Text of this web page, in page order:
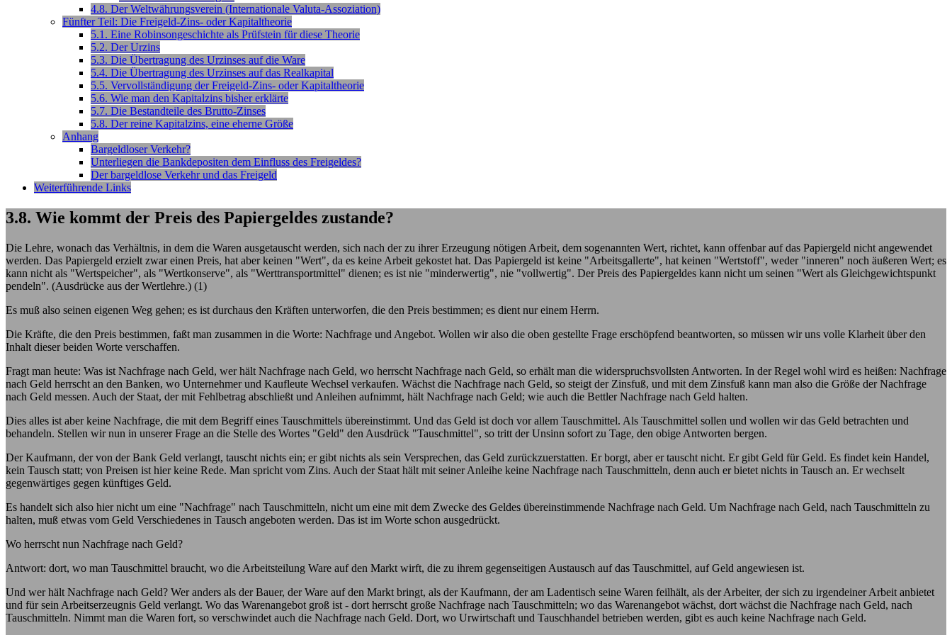
4.8. Der Weltwährungsverein (Internationale Valuta-Assoziation)
Fünfter Teil: Die Freigeld-Zins- oder Kapitaltheorie
5.1. Eine Robinsongeschichte als Prüfstein für diese Theorie
5.2. Der Urzins
5.3. Die Übertragung des Urzinses auf die Ware
5.4. Die Übertragung des Urzinses auf das Realkapital
5.5. Vervollständigung der Freigeld-Zins- oder Kapitaltheorie
5.6. Wie man den Kapitalzins bisher erklärte
5.7. Die Bestandteile des Brutto-Zinses
5.8. Der reine Kapitalzins, eine eherne Größe
Anhang
Bargeldloser Verkehr?
Unterliegen die Bankdepositen dem Einfluss des Freigeldes?
Der bargeldlose Verkehr und das Freigeld
Weiterführende Links
3.8. Wie kommt der Preis des Papiergeldes zustande?
Die Lehre, wonach das Verhältnis, in dem die Waren ausgetauscht werden, sich nach der zu ihrer Erzeugung nötigen Arbeit, dem sogenannten Wert, richtet, kann offenbar auf das Papiergeld nicht angewendet
werden. Das Papiergeld erzielt zwar einen Preis, hat aber keinen "Wert", da es keine Arbeit gekostet hat. Das Papiergeld ist keine "Arbeitsgallerte", hat keinen "Wertstoff", weder "inneren" noch äußeren Wert; es
kann nicht als "Wertspeicher", als "Wertkonserve", als "Werttransportmittel" dienen; es ist nie "minderwertig", nie "vollwertig". Der Preis des Papiergeldes kann nicht um seinen "Wert als Gleichgewichtspunkt
pendeln". (Ausdrücke aus der Wertlehre.) (1)
Es muß also seinen eigenen Weg gehen; es ist durchaus den Kräften unterworfen, die den Preis bestimmen; es dient nur einem Herrn.
Die Kräfte, die den Preis bestimmen, faßt man zusammen in die Worte: Nachfrage und Angebot. Wollen wir also die oben gestellte Frage erschöpfend beantworten, so müssen wir uns volle Klarheit über den
Inhalt dieser beiden Worte verschaffen.
Fragt man heute: Was ist Nachfrage nach Geld, wer hält Nachfrage nach Geld, wo herrscht Nachfrage nach Geld, so erhält man die widerspruchsvollsten Antworten. In der Regel wohl wird es heißen: Nachfrage
nach Geld herrscht an den Banken, wo Unternehmer und Kaufleute Wechsel verkaufen. Wächst die Nachfrage nach Geld, so steigt der Zinsfuß, und mit dem Zinsfuß kann man also die Größe der Nachfrage
nach Geld messen. Auch der Staat, der mit Fehlbetrag abschließt und Anleihen aufnimmt, hält Nachfrage nach Geld; wie auch die Bettler Nachfrage nach Geld halten.
Dies alles ist aber keine Nachfrage, die mit dem Begriff eines Tauschmittels übereinstimmt. Und das Geld ist doch vor allem Tauschmittel. Als Tauschmittel sollen und wollen wir das Geld betrachten und
behandeln. Stellen wir nun in unserer Frage an die Stelle des Wortes "Geld" den Ausdrück "Tauschmittel", so tritt der Unsinn sofort zu Tage, den obige Antworten bergen.
Der Kaufmann, der von der Bank Geld verlangt, tauscht nichts ein; er gibt nichts als sein Versprechen, das Geld zurückzuerstatten. Er borgt, aber er tauscht nicht. Er gibt Geld für Geld. Es findet kein Handel,
kein Tausch statt; von Preisen ist hier keine Rede. Man spricht vom Zins. Auch der Staat hält mit seiner Anleihe keine Nachfrage nach Tauschmitteln, denn auch er bietet nichts in Tausch an. Er wechselt
gegenwärtiges gegen künftiges Geld.
Es handelt sich also hier nicht um eine "Nachfrage" nach Tauschmitteln, nicht um eine mit dem Zwecke des Geldes übereinstimmende Nachfrage nach Geld. Um Nachfrage nach Geld, nach Tauschmitteln zu
halten, muß etwas vom Geld Verschiedenes in Tausch angeboten werden. Das ist im Worte schon ausgedrückt.
Wo herrscht nun Nachfrage nach Geld?
Antwort: dort, wo man Tauschmittel braucht, wo die Arbeitsteilung Ware auf den Markt wirft, die zu ihrem gegenseitigen Austausch auf das Tauschmittel, auf Geld angewiesen ist.
Und wer hält Nachfrage nach Geld? Wer anders als der Bauer, der Ware auf den Markt bringt, als der Kaufmann, der am Ladentisch seine Waren feilhält, als der Arbeiter, der sich zu irgendeiner Arbeit anbietet
und für sein Arbeitserzeugnis Geld verlangt. Wo das Warenangebot groß ist - dort herrscht große Nachfrage nach Tauschmitteln; wo das Warenangebot wächst, dort wächst die Nachfrage nach Geld, nach
Tauschmitteln. Nimmt man die Waren fort, so verschwindet auch die Nachfrage nach Geld. Dort, wo Urwirtschaft und Tauschhandel betrieben werden, gibt es auch keine Nachfrage nach Geld.